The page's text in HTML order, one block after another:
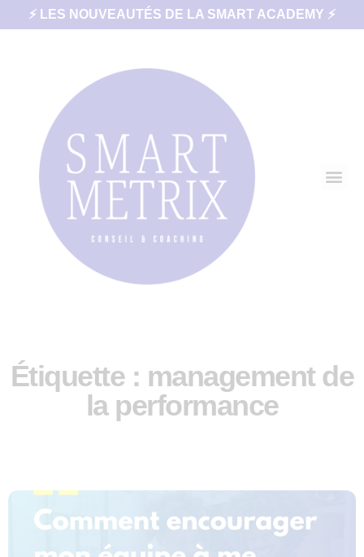
⚡ LES NOUVEAUTÉS DE LA SMART ACADEMY ⚡
Étiquette : management de
la performance